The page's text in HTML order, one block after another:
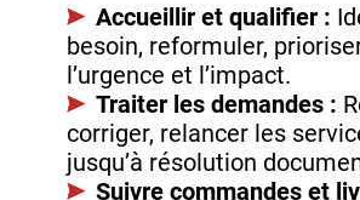
Accueillir et qualifier :
besoin, reformuler,
l’urgence et l’impact.
Traiter les demandes :
corriger, relancer les
jusqu’à résolution
Suivre commandes et